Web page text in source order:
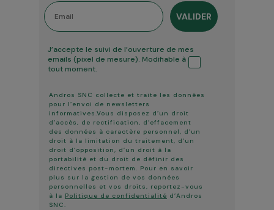
Email
VALIDER
Tracking ouverture
J’accepte le suivi de l’ouverture de mes
emails (pixel de mesure). Modifiable à
tout moment.
Andros SNC collecte et traite les données
pour l’envoi de newsletters
informatives.Vous disposez d’un droit
d’accès, de rectification, d’effacement
des données à caractère personnel, d’un
droit à la limitation du traitement, d’un
droit d’opposition, d’un droit à la
portabilité et du droit de définir des
directives post-mortem. Pour en savoir
plus sur la gestion de vos données
personnelles et vos droits, reportez-vous
à la Politique de confidentialité d’Andros
SNC.